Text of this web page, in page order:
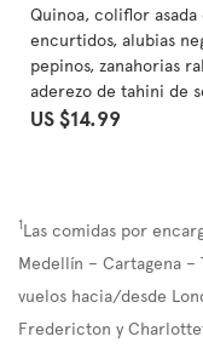
Quinoa, coliflor
encurtidos, alubias
pepinos, zanahorias
aderezo de tahini de
US $14.99
1Las comidas por
Medellín – Cartagena –
vuelos hacia/desde
Fredericton y